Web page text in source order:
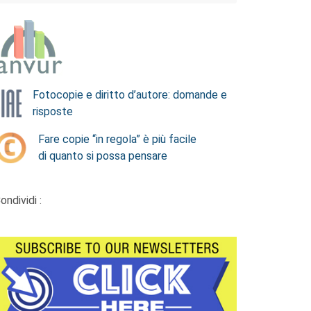
Fotocopie e diritto d’autore: domande e
risposte
Fare copie “in regola” è più facile
di quanto si possa pensare
: